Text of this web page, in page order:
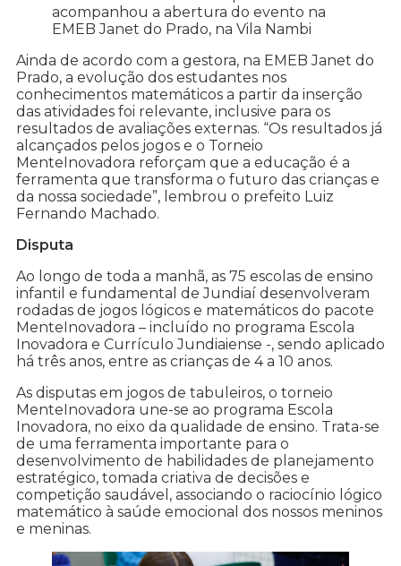
acompanhou a abertura do evento na
EMEB Janet do Prado, na Vila Nambi
Ainda de acordo com a gestora, na EMEB Janet do
Prado, a evolução dos estudantes nos
conhecimentos matemáticos a partir da inserção
das atividades foi relevante, inclusive para os
resultados de avaliações externas. “Os resultados já
alcançados pelos jogos e o Torneio
MenteInovadora reforçam que a educação é a
ferramenta que transforma o futuro das crianças e
da nossa sociedade”, lembrou o prefeito Luiz
Fernando Machado.
Disputa
Ao longo de toda a manhã, as 75 escolas de ensino
infantil e fundamental de Jundiaí desenvolveram
rodadas de jogos lógicos e matemáticos do pacote
MenteInovadora – incluído no programa Escola
Inovadora e Currículo Jundiaiense -, sendo aplicado
há três anos, entre as crianças de 4 a 10 anos.
As disputas em jogos de tabuleiros, o torneio
MenteInovadora une-se ao programa Escola
Inovadora, no eixo da qualidade de ensino. Trata-se
de uma ferramenta importante para o
desenvolvimento de habilidades de planejamento
estratégico, tomada criativa de decisões e
competição saudável, associando o raciocínio lógico
matemático à saúde emocional dos nossos meninos
e meninas.